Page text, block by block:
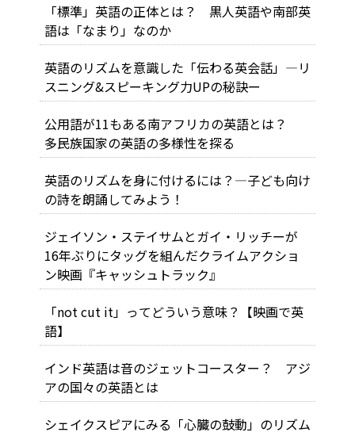
「標準」英語の正体とは？ 黒人英語や南部英
語は「なまり」なのか
英語のリズムを意識した「伝わる英会話」―リ
スニング&スピーキング力UPの秘訣ー
公用語が11もある南アフリカの英語とは？
多民族国家の英語の多様性を探る
英語のリズムを身に付けるには？―子ども向け
の詩を朗誦してみよう！
ジェイソン・ステイサムとガイ・リッチーが
16年ぶりにタッグを組んだクライムアクショ
ン映画『キャッシュトラック』
「not cut it」ってどういう意味？【映画で英
語】
インド英語は音のジェットコースター？ アジ
アの国々の英語とは
シェイクスピアにみる「心臓の鼓動」のリズム